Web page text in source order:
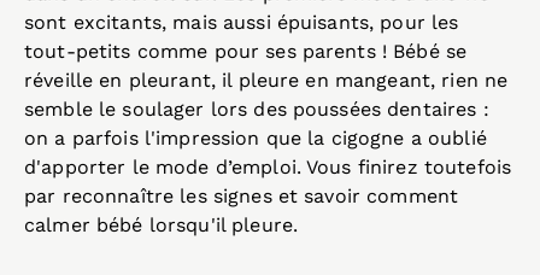
sont excitants, mais aussi épuisants, pour les
tout-petits comme pour ses parents ! Bébé se
réveille en pleurant, il pleure en mangeant, rien ne
semble le soulager lors des poussées dentaires :
on a parfois l'impression que la cigogne a oublié
d'apporter le mode d’emploi. Vous finirez toutefois
par reconnaître les signes et savoir comment
calmer bébé lorsqu'il pleure.